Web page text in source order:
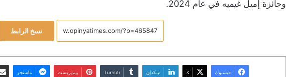
وجائزة إميل غيميه في عام 2024.
نسخ الرابط
فيسبوك X لينكدإن بينتيريست ماسنجر